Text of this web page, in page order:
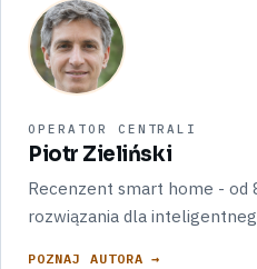
OPERATOR CENTRALI
Piotr Zieliński
Recenzent smart home - od
rozwiązania dla
POZNAJ AUTORA →